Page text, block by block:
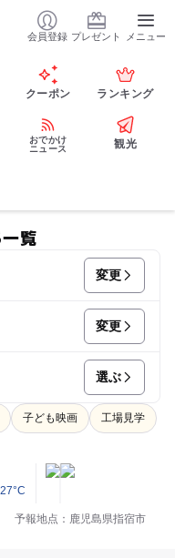
会員登録 プレゼント メニュー
クーポン ランキング
おでかけ
ニュース
観光
覧
変更
変更
選ぶ
子ども映画 工場見学
27°C
予報地点：鹿児島県指宿市